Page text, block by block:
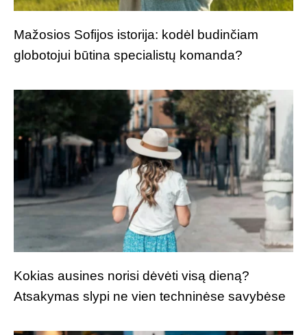
Mažosios Sofijos istorija: kodėl budinčiam
globotojui būtina specialistų komanda?
Kokias ausines norisi dėvėti visą dieną?
Atsakymas slypi ne vien techninėse savybėse